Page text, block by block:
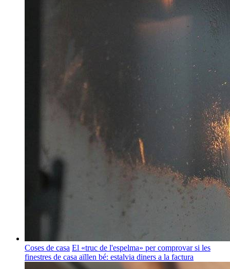
Coses de casa El «truc de l'espelma» per comprovar si les
finestres de casa aïllen bé: estalvia diners a la factura